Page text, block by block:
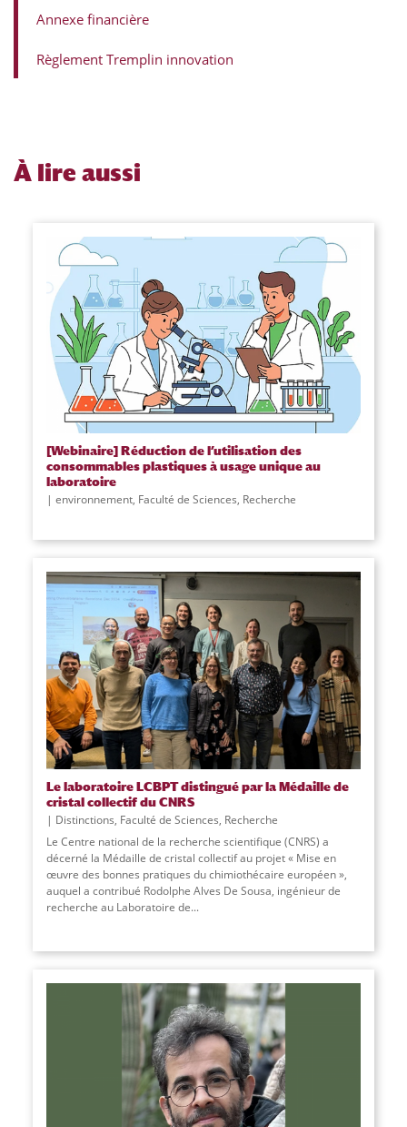
Annexe financière
Règlement Tremplin innovation
À lire aussi
[Webinaire] Réduction de l’utilisation des
consommables plastiques à usage unique au
laboratoire
environnement, Faculté de Sciences, Recherche
Le laboratoire LCBPT distingué par la Médaille de
cristal collectif du CNRS
Distinctions, Faculté de Sciences, Recherche
Le Centre national de la recherche scientifique (CNRS) a
décerné la Médaille de cristal collectif au projet « Mise en
œuvre des bonnes pratiques du chimiothécaire européen »,
auquel a contribué Rodolphe Alves De Sousa, ingénieur de
recherche au Laboratoire de...